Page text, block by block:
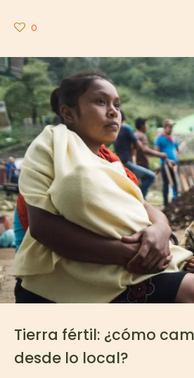
0
Tierra fértil: ¿cómo
desde lo local?